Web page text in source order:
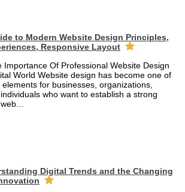
to Modern Website Design Principles,
Responsive Layout
Importance Of Professional Website Design
World Website design has become one of
for businesses, organizations,
who want to establish a strong
Digital Trends and the Changing